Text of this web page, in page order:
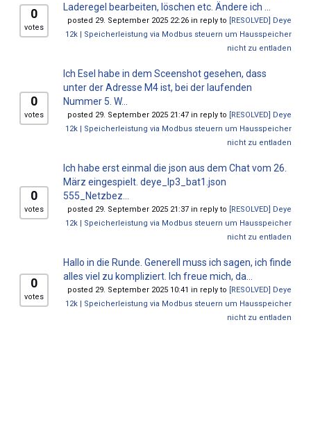
0
votes
Laderegel bearbeiten, löschen etc. Ändere ich ...
posted 29. September 2025 22:26 in reply to [RESOLVED] Deye
12k | Speicherleistung via Modbus steuern um Hausspeicher
nicht zu entladen
0
votes
Ich Esel habe in dem Sceenshot gesehen, dass
unter der Adresse M4 ist, bei der laufenden
Nummer 5. W...
posted 29. September 2025 21:47 in reply to [RESOLVED] Deye
12k | Speicherleistung via Modbus steuern um Hausspeicher
nicht zu entladen
0
votes
Ich habe erst einmal die json aus dem Chat vom 26.
März eingespielt. deye_lp3_bat1.json
555_Netzbez...
posted 29. September 2025 21:37 in reply to [RESOLVED] Deye
12k | Speicherleistung via Modbus steuern um Hausspeicher
nicht zu entladen
0
votes
Hallo in die Runde. Generell muss ich sagen, ich finde
alles viel zu kompliziert. Ich freue mich, da...
posted 29. September 2025 10:41 in reply to [RESOLVED] Deye
12k | Speicherleistung via Modbus steuern um Hausspeicher
nicht zu entladen